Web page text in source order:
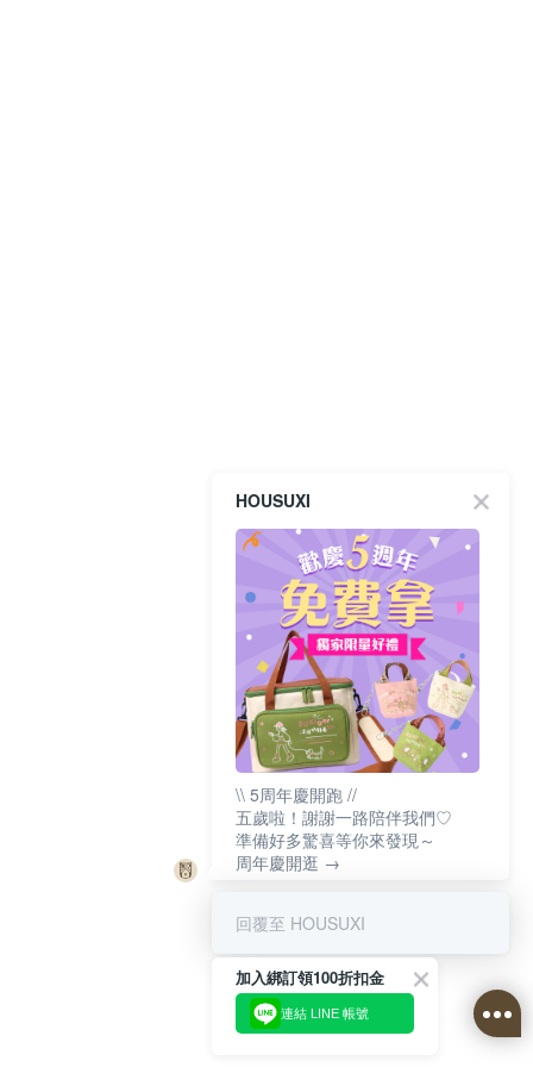
HOUSUXI
\\ 5周年慶開跑 //
五歲啦！謝謝一路陪伴我們♡
準備好多驚喜等你來發現～
周年慶開逛 →
回覆至 HOUSUXI
加入綁訂領100折扣金
連結 LINE 帳號